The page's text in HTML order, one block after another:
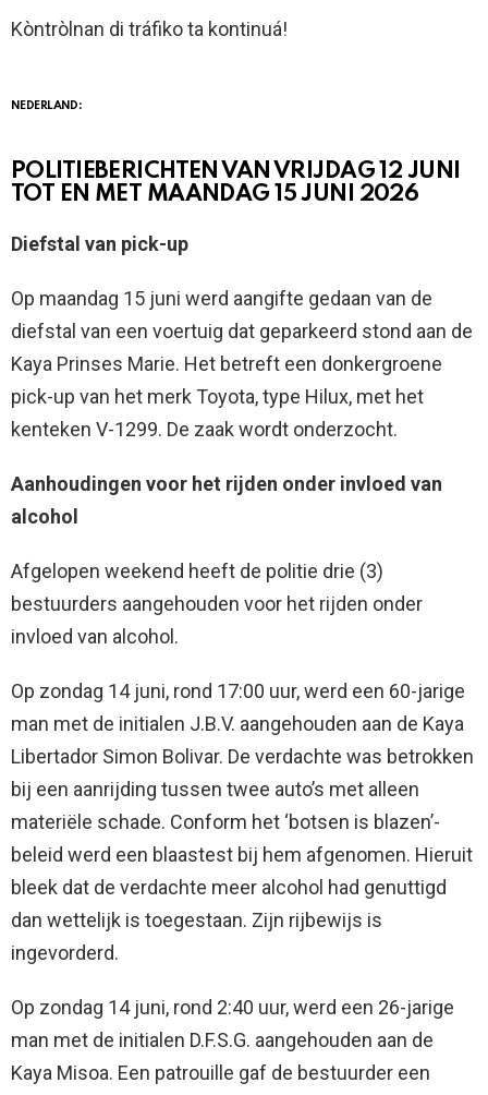
Kòntròlnan di tráfiko ta kontinuá!
NEDERLAND:
POLITIEBERICHTEN VAN VRIJDAG 12 JUNI
TOT EN MET MAANDAG 15 JUNI 2026
Diefstal van pick-up
Op maandag 15 juni werd aangifte gedaan van de
diefstal van een voertuig dat geparkeerd stond aan de
Kaya Prinses Marie. Het betreft een donkergroene
pick-up van het merk Toyota, type Hilux, met het
kenteken V-1299. De zaak wordt onderzocht.
Aanhoudingen voor het rijden onder invloed van
alcohol
Afgelopen weekend heeft de politie drie (3)
bestuurders aangehouden voor het rijden onder
invloed van alcohol.
Op zondag 14 juni, rond 17:00 uur, werd een 60-jarige
man met de initialen J.B.V. aangehouden aan de Kaya
Libertador Simon Bolivar. De verdachte was betrokken
bij een aanrijding tussen twee auto’s met alleen
materiële schade. Conform het ‘botsen is blazen’-
beleid werd een blaastest bij hem afgenomen. Hieruit
bleek dat de verdachte meer alcohol had genuttigd
dan wettelijk is toegestaan. Zijn rijbewijs is
ingevorderd.
Op zondag 14 juni, rond 2:40 uur, werd een 26-jarige
man met de initialen D.F.S.G. aangehouden aan de
Kaya Misoa. Een patrouille gaf de bestuurder een